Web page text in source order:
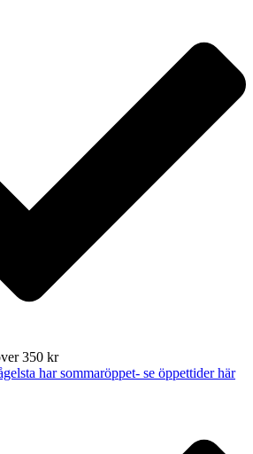
350 kr
har sommaröppet- se öppettider här